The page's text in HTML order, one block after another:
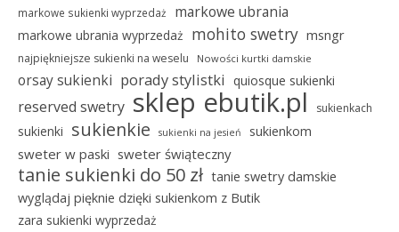
markowe sukienki wyprzedaż markowe ubrania
markowe ubrania wyprzedaż mohito swetry msngr
najpiękniejsze sukienki na weselu Nowości kurtki damskie
orsay sukienki porady stylistki quiosque sukienki
reserved swetry sklep ebutik.pl sukienkach
sukienki sukienkie sukienki na jesień sukienkom
sweter w paski sweter świąteczny
tanie sukienki do 50 zł tanie swetry damskie
wyglądaj pięknie dzięki sukienkom z Butik
zara sukienki wyprzedaż